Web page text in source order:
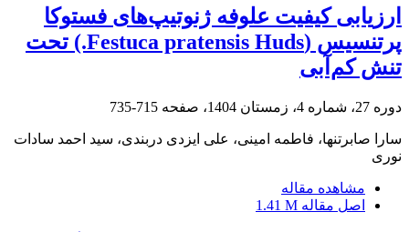
ارزیابی کیفیت علوفه ژنوتیپ‌های فستوکا
پرتنسیس (Festuca pratensis Huds.) تحت
تنش کم‌آبی
دوره 27، شماره 4، زمستان 1404، صفحه 715-735
سارا صابرتنها، فاطمه امینی، علی ایزدی دربندی، سید احمد سادات
نوری
مشاهده مقاله
اصل مقاله 1.41 M